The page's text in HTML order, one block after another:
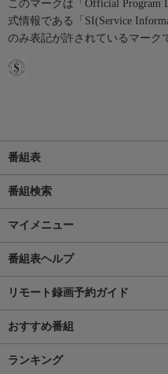
このマークは「Official Program
式情報である「SI(Service
のみ表記が許されているマーク
番組表
番組検索
マイメニュー
番組表ヘルプ
リモート録画予約ガイド
おすすめ番組
ランキング